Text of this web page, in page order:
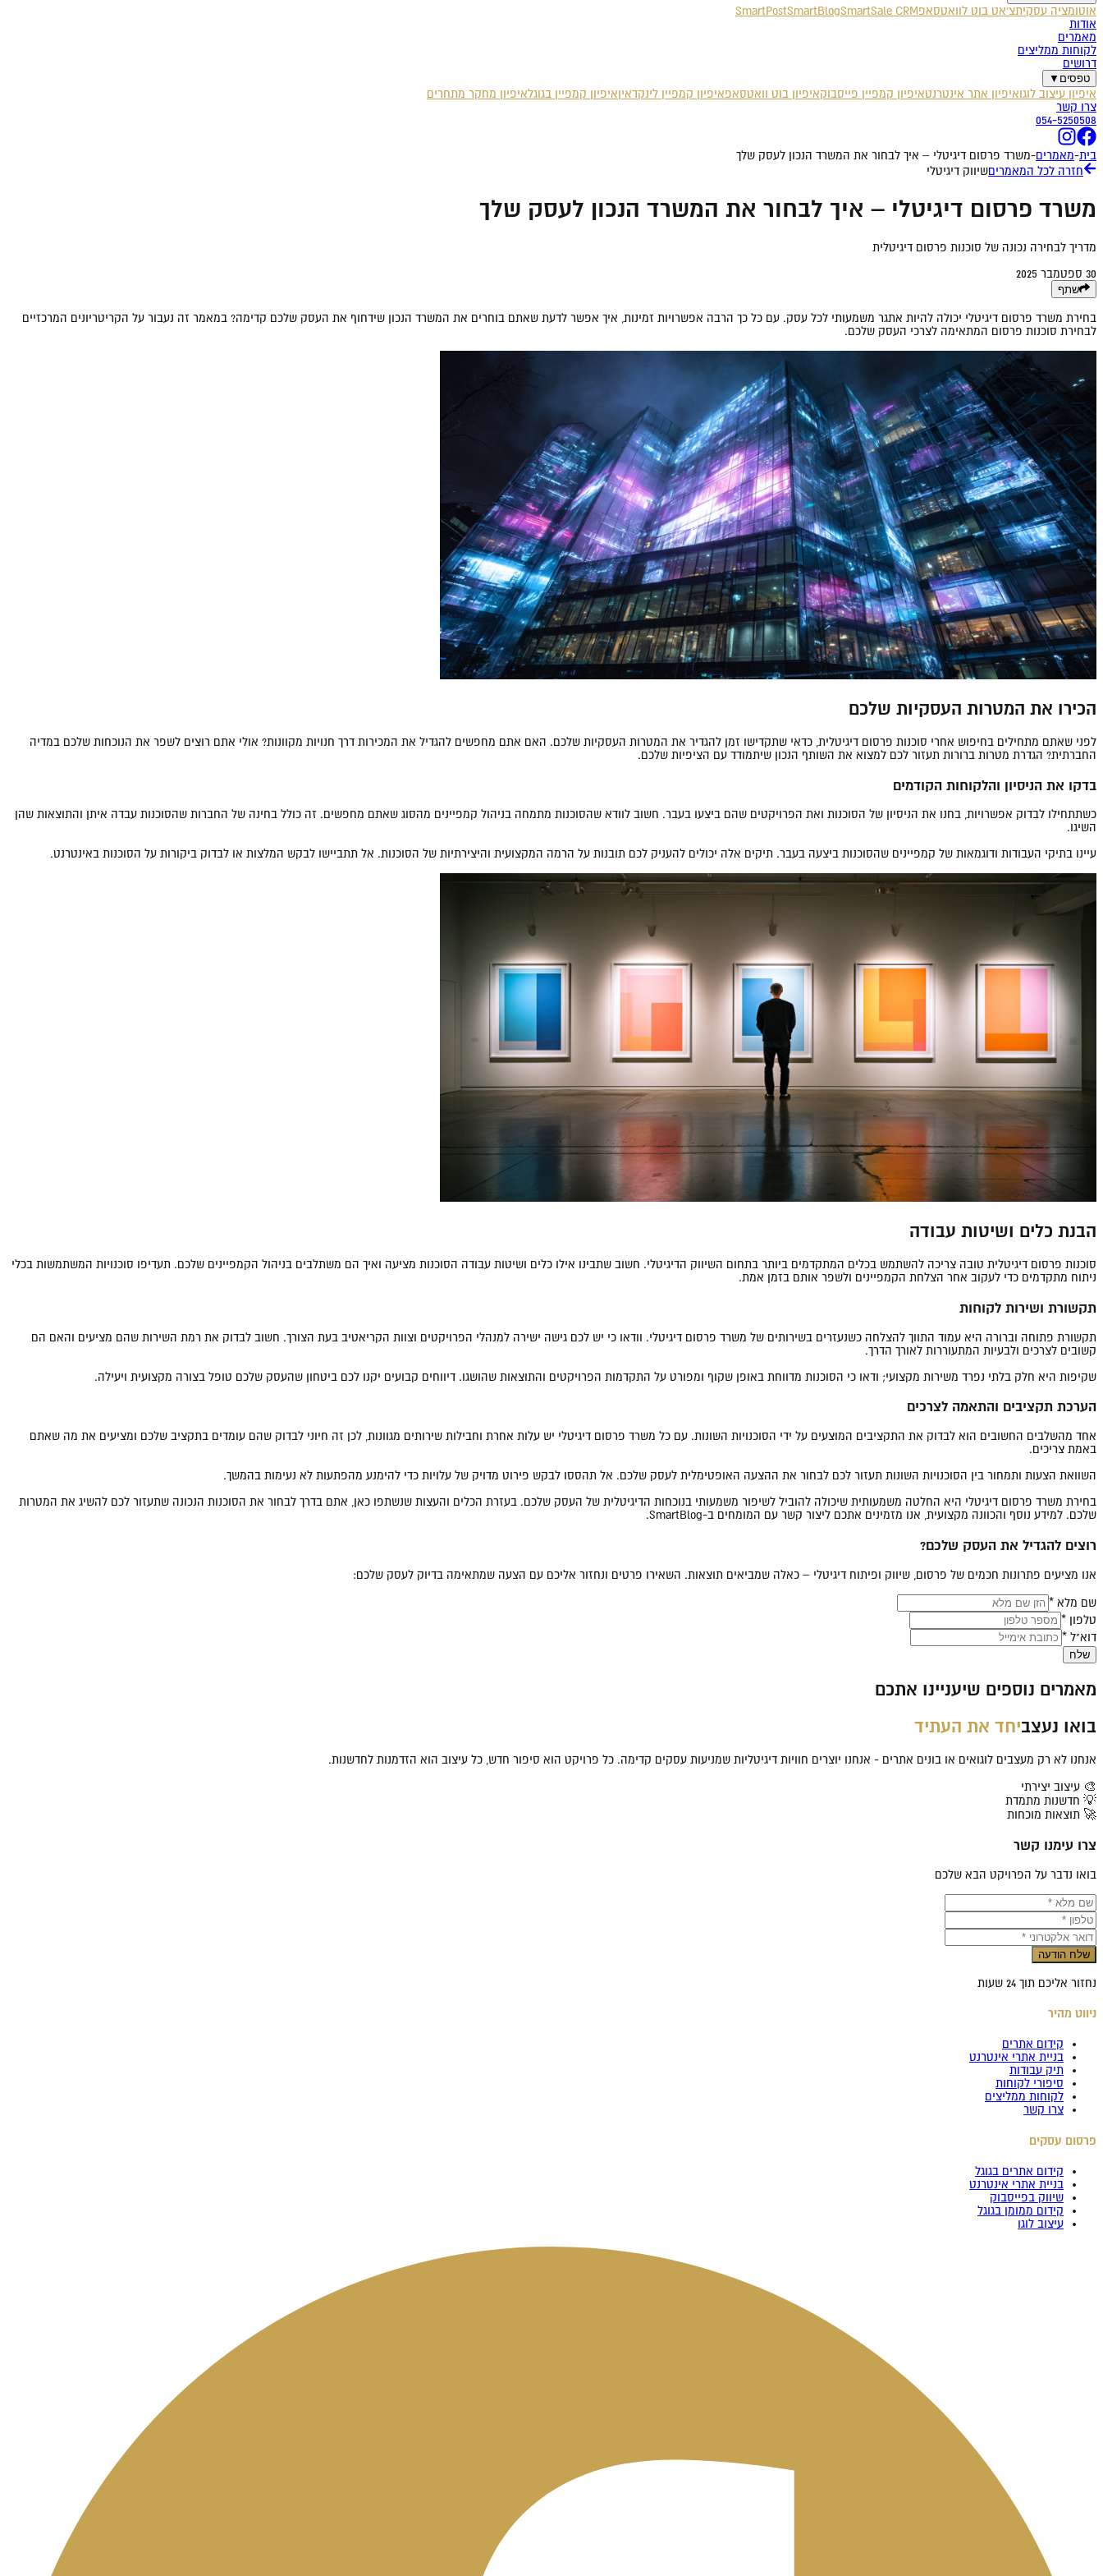
אוטומציה עסקיתצ'אט בוט לוואטסאפ SmartPostSmartBlogSmartSale CRM
אודות
מאמרים
לקוחות ממליצים
דרושים
טפסים ▼
איפיון עיצוב לוגואיפיון אתר אינטרנטאיפיון קמפיין פייסבוקאיפיון בוט וואטסאפאיפיון קמפיין לינקדאיןאיפיון קמפיין בגוגלאיפיון מחקר מתחרים
צרו קשר
054-5250508
בית-מאמרים-משרד פרסום דיגיטלי – איך לבחור את המשרד הנכון לעסק שלך
חזרה לכל המאמריםשיווק דיגיטלי
משרד פרסום דיגיטלי – איך לבחור את המשרד הנכון לעסק שלך
מדריך לבחירה נכונה של סוכנות פרסום דיגיטלית
30 ספטמבר 2025
שתף
בחירת משרד פרסום דיגיטלי יכולה להיות אתגר משמעותי לכל עסק. עם כל כך הרבה אפשרויות זמינות, איך אפשר לדעת שאתם בוחרים את המשרד הנכון שידחוף את העסק שלכם קדימה? במאמר זה נעבור על הקריטריונים המרכזיים
לבחירת סוכנות פרסום המתאימה לצרכי העסק שלכם.
הכירו את המטרות העסקיות שלכם
לפני שאתם מתחילים בחיפוש אחרי סוכנות פרסום דיגיטלית, כדאי שתקדישו זמן להגדיר את המטרות העסקיות שלכם. האם אתם מחפשים להגדיל את המכירות דרך חנויות מקוונות? אולי אתם רוצים לשפר את הנוכחות שלכם במדיה
החברתית? הגדרת מטרות ברורות תעזור לכם למצוא את השותף הנכון שיתמודד עם הציפיות שלכם.
בדקו את הניסיון והלקוחות הקודמים
כשתתחילו לבדוק אפשרויות, בחנו את הניסיון של הסוכנות ואת הפרויקטים שהם ביצעו בעבר. חשוב לוודא שהסוכנות מתמחה בניהול קמפיינים מהסוג שאתם מחפשים. זה כולל בחינה של החברות שהסוכנות עבדה איתן והתוצאות שהן
השיגו.
עיינו בתיקי העבודות ודוגמאות של קמפיינים שהסוכנות ביצעה בעבר. תיקים אלה יכולים להעניק לכם תובנות על הרמה המקצועית והיצירתיות של הסוכנות. אל תתביישו לבקש המלצות או לבדוק ביקורות על הסוכנות באינטרנט.
הבנת כלים ושיטות עבודה
סוכנות פרסום דיגיטלית טובה צריכה להשתמש בכלים המתקדמים ביותר בתחום השיווק הדיגיטלי. חשוב שתבינו אילו כלים ושיטות עבודה הסוכנות מציעה ואיך הם משתלבים בניהול הקמפיינים שלכם. תעדיפו סוכנויות המשתמשות בכלי
ניתוח מתקדמים כדי לעקוב אחר הצלחת הקמפיינים ולשפר אותם בזמן אמת.
תקשורת ושירות לקוחות
תקשורת פתוחה וברורה היא עמוד התווך להצלחה כשנעזרים בשירותים של משרד פרסום דיגיטלי. וודאו כי יש לכם גישה ישירה למנהלי הפרויקטים וצוות הקריאטיב בעת הצורך. חשוב לבדוק את רמת השירות שהם מציעים והאם הם
קשובים לצרכים ולבעיות המתעוררות לאורך הדרך.
שקיפות היא חלק בלתי נפרד משירות מקצועי; ודאו כי הסוכנות מדווחת באופן שקוף ומפורט על התקדמות הפרויקטים והתוצאות שהושגו. דיווחים קבועים יקנו לכם ביטחון שהעסק שלכם טופל בצורה מקצועית ויעילה.
הערכת תקציבים והתאמה לצרכים
אחד מהשלבים החשובים הוא לבדוק את התקציבים המוצעים על ידי הסוכנויות השונות. עם כל משרד פרסום דיגיטלי יש עלות אחרת וחבילות שירותים מגוונות, לכן זה חיוני לבדוק שהם עומדים בתקציב שלכם ומציעים את מה שאתם
באמת צריכים.
השוואת הצעות ותמחור בין הסוכנויות השונות תעזור לכם לבחור את ההצעה האופטימלית לעסק שלכם. אל תהססו לבקש פירוט מדויק של עלויות כדי להימנע מהפתעות לא נעימות בהמשך.
בחירת משרד פרסום דיגיטלי היא החלטה משמעותית שיכולה להוביל לשיפור משמעותי בנוכחות הדיגיטלית של העסק שלכם. בעזרת הכלים והעצות שנשתפו כאן, אתם בדרך לבחור את הסוכנות הנכונה שתעזור לכם להשיג את המטרות
שלכם. למידע נוסף והכוונה מקצועית, אנו מזמינים אתכם ליצור קשר עם המומחים ב-SmartBlog.
רוצים להגדיל את העסק שלכם?
אנו מציעים פתרונות חכמים של פרסום, שיווק ופיתוח דיגיטלי – כאלה שמביאים תוצאות. השאירו פרטים ונחזור אליכם עם הצעה שמתאימה בדיוק לעסק שלכם:
שם מלא *
טלפון *
דוא"ל *
שלח
מאמרים נוספים שיעניינו אתכם
בואו נעצביחד את העתיד
אנחנו לא רק מעצבים לוגואים או בונים אתרים - אנחנו יוצרים חוויות דיגיטליות שמניעות עסקים קדימה. כל פרויקט הוא סיפור חדש, כל עיצוב הוא הזדמנות לחדשנות.
🎨 עיצוב יצירתי
💡 חדשנות מתמדת
🚀 תוצאות מוכחות
צרו עימנו קשר
בואו נדבר על הפרויקט הבא שלכם
שלח הודעה
נחזור אליכם תוך 24 שעות
ניווט מהיר
קידום אתרים
בניית אתרי אינטרנט
תיק עבודות
סיפורי לקוחות
לקוחות ממליצים
צרו קשר
פרסום עסקים
קידום אתרים בגוגל
בניית אתרי אינטרנט
שיווק בפייסבוק
קידום ממומן בגוגל
עיצוב לוגו